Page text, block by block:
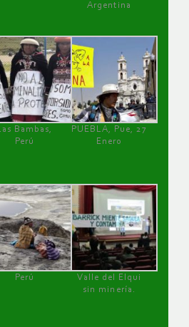
Argentina
Bambas,
Perú
PUEBLA, Pue, 27
Enero
Perú
Valle del Elqui
sin minería.